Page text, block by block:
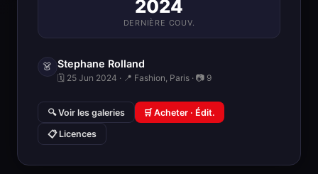
2024
DERNIÈRE COUV.
👗 Stephane Rolland
🗓 25 Jun 2024 · 📍 Fashion, Paris · 📷 9
🔍 Voir les galeries 🛒 Acheter · Édit.
📋 Licences